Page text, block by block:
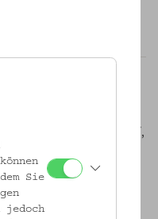
medziľudských
politika vrazila klin do
podriadila základné
či rasovej
veľké pole možností,
tých druhých udajú
podporujú a
odsúdení, vylúčení a
Sie
jedoch